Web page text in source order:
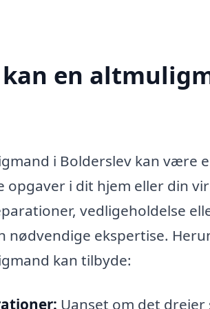
kan en
i Bolderslev kan være
opgaver i dit hjem eller din
vedligeholdelse
nødvendige ekspertise.
kan tilbyde:
Uanset om det